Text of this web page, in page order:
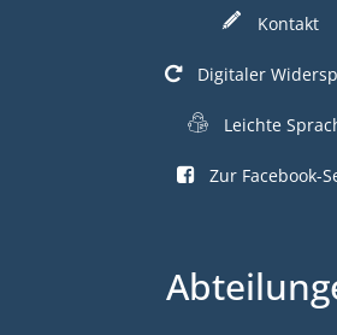
Kontakt
Digitaler
Leichte
Zur Facebook-